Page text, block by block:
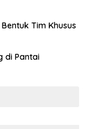
Tim Khusus
di Pantai